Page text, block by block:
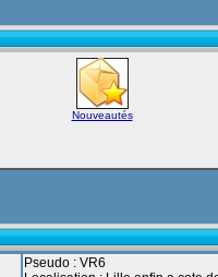
Nouveautés
Pseudo : VR6